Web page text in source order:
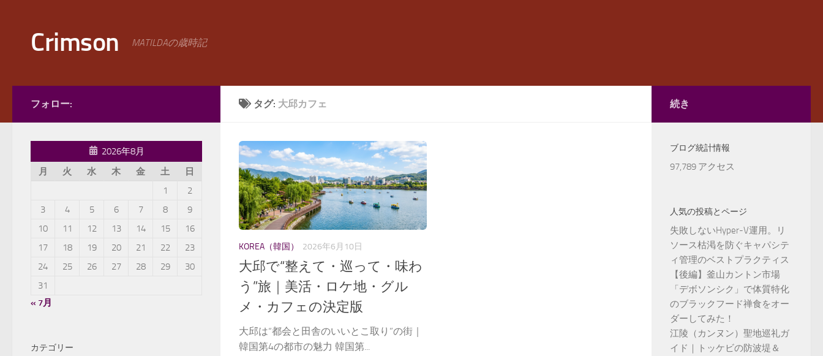
Crimson MATILDAの歳時記
タグ: 大邱カフェ
KOREA（韓国） 2026年6月10日
大邱で“整えて・巡って・味わ
う”旅｜美活・ロケ地・グル
メ・カフェの決定版
大邱は“都会と田舎のいいとこ取り”の街｜
韓国第4の都市の魅力 韓国第...
フォロー:
2026年8月
月
火 水 木 金 土
日
1
2
3
4 5 6 7 8
9
10
11 12 13 14 15
16
17
18 19 20 21 22
23
24
25 26 27 28 29
30
31
« 7月
カテゴリー
続き
ブログ統計情報
97,789 アクセス
人気の投稿とページ
失敗しないHyper-V運用。リ
ソース枯渇を防ぐキャパシテ
ィ管理のベストプラクティス
【後編】釜山カントン市場
「デボソンシク」で体質特化
のブラックフード禅食をオー
ダーしてみた！
江陵（カンヌン）聖地巡礼ガ
イド｜トッケビの防波堤＆